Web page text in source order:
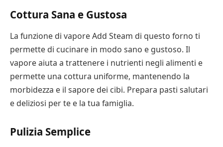
Cottura Sana e Gustosa
La funzione di vapore Add Steam di questo forno ti
permette di cucinare in modo sano e gustoso. Il
vapore aiuta a trattenere i nutrienti negli alimenti e
permette una cottura uniforme, mantenendo la
morbidezza e il sapore dei cibi. Prepara pasti salutari
e deliziosi per te e la tua famiglia.
Pulizia Semplice